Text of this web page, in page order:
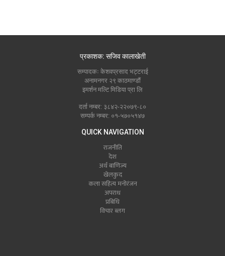
प्रकाशक: सजिव कालाखेती
सम्पादकः केशवप्रसाद भट्टराई
अनामनगर २९ काठमाण्डौं
इमर्शन मल्टि मिडिया प्रा लि
दर्ता नम्बर: ३८४२-२२०७९-८०
सम्पर्क नम्बर: ०१-५७०५१४७
QUICK NAVIGATION
राजनीति
देश
अर्थ बाणिज्य
खेलकुद
कला सहित्य मनोरंजन
अपराध
प्रबिधि
विचार ब्लग